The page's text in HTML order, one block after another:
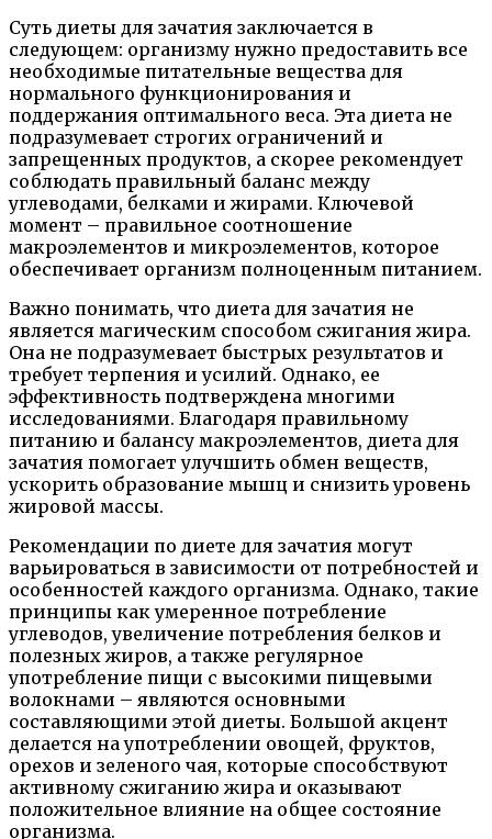
Суть диеты для зачатия заключается в
следующем: организму нужно предоставить все
необходимые питательные вещества для
нормального функционирования и
поддержания оптимального веса. Эта диета не
подразумевает строгих ограничений и
запрещенных продуктов, а скорее рекомендует
соблюдать правильный баланс между
углеводами, белками и жирами. Ключевой
момент – правильное соотношение
макроэлементов и микроэлементов, которое
обеспечивает организм полноценным питанием.
Важно понимать, что диета для зачатия не
является магическим способом сжигания жира.
Она не подразумевает быстрых результатов и
требует терпения и усилий. Однако, ее
эффективность подтверждена многими
исследованиями. Благодаря правильному
питанию и балансу макроэлементов, диета для
зачатия помогает улучшить обмен веществ,
ускорить образование мышц и снизить уровень
жировой массы.
Рекомендации по диете для зачатия могут
варьироваться в зависимости от потребностей и
особенностей каждого организма. Однако, такие
принципы как умеренное потребление
углеводов, увеличение потребления белков и
полезных жиров, а также регулярное
употребление пищи с высокими пищевыми
волокнами – являются основными
составляющими этой диеты. Большой акцент
делается на употреблении овощей, фруктов,
орехов и зеленого чая, которые способствуют
активному сжиганию жира и оказывают
положительное влияние на общее состояние
организма.